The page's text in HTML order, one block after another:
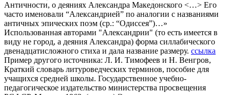
Античности, о деяниях Александра Македонского <…> Его
часто именовали “Александрией” по аналогии с названиями
античных эпических поэм (ср.: “Одиссея”)…»
Использованная авторами "Александрии" (то есть имеется в
виду не город, а деяния Александра) форма силлабического
двенадцатисложного стиха и дала название размеру. ссылка
Пример другого источника: Л. И. Тимофеев и Н. Венгров,
Краткий словарь литуроведческих терминов, пособие для
учащихся средней школы. Государственное учебно-
педагогическое издательство министерства просвещения